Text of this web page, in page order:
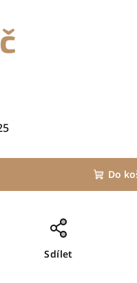
Do
Sdílet